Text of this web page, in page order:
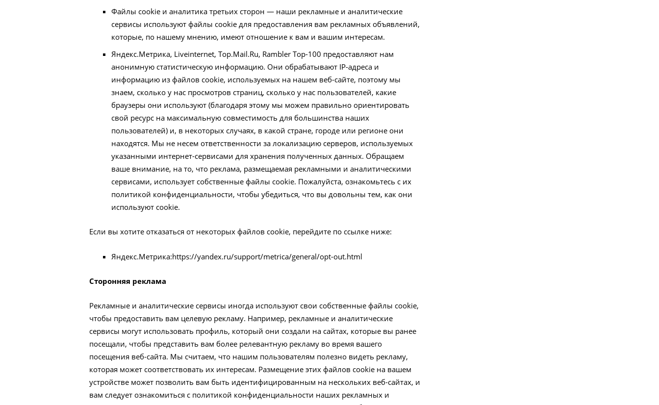
Файлы cookie и аналитика третьих сторон — наши рекламные и аналитические
сервисы используют файлы cookie для предоставления вам рекламных объявлений,
которые, по нашему мнению, имеют отношение к вам и вашим интересам.
Яндекс.Метрика, Liveinternet, Top.Mail.Ru, Rambler Top-100 предоставляют нам
анонимную статистическую информацию. Они обрабатывают IP-адреса и
информацию из файлов cookie, используемых на нашем веб-сайте, поэтому мы
знаем, сколько у нас просмотров страниц, сколько у нас пользователей, какие
браузеры они используют (благодаря этому мы можем правильно ориентировать
свой ресурс на максимальную совместимость для большинства наших
пользователей) и, в некоторых случаях, в какой стране, городе или регионе они
находятся. Мы не несем ответственности за локализацию серверов, используемых
указанными интернет-сервисами для хранения полученных данных. Обращаем
ваше внимание, на то, что реклама, размещаемая рекламными и аналитическими
сервисами, использует собственные файлы cookie. Пожалуйста, ознакомьтесь с их
политикой конфиденциальности, чтобы убедиться, что вы довольны тем, как они
используют cookie.
Если вы хотите отказаться от некоторых файлов cookie, перейдите по ссылке ниже:
Яндекс.Метрика:https://yandex.ru/support/metrica/general/opt-out.html
Сторонняя реклама
Рекламные и аналитические сервисы иногда используют свои собственные файлы cookie,
чтобы предоставить вам целевую рекламу. Например, рекламные и аналитические
сервисы могут использовать профиль, который они создали на сайтах, которые вы ранее
посещали, чтобы представить вам более релевантную рекламу во время вашего
посещения веб-сайта. Мы считаем, что нашим пользователям полезно видеть рекламу,
которая может соответствовать их интересам. Размещение этих файлов cookie на вашем
устройстве может позволить вам быть идентифицированным на нескольких веб-сайтах, и
вам следует ознакомиться с политикой конфиденциальности наших рекламных и